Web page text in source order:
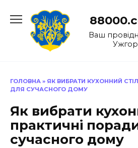
до
Ваш
ГОЛОВНА » ЯК ВИБРАТИ КУХОННИЙ
ДЛЯ СУЧАСНОГО ДОМУ
Як вибрати
практичні
сучасного дому